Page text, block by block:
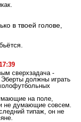
в твоей голове,
сверхзадача -
должны играть
на поле,
не думающие совсем.
типаж, он не